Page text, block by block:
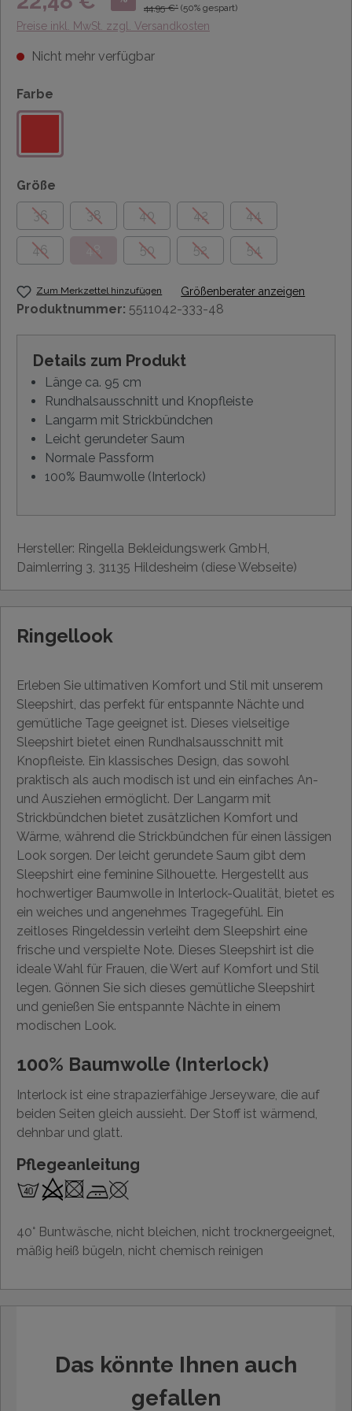
44,95 €* (50% gespart)
Preise inkl. MwSt. zzgl. Versandkosten
Nicht mehr verfügbar
Farbe
Größe
36
38 40 42 44
46 48 50 52 54
Zum Merkzettel hinzufügen Größenberater anzeigen
Produktnummer: 5511042-333-48
Details zum Produkt
Länge ca. 95 cm
Rundhalsausschnitt und Knopfleiste
Langarm mit Strickbündchen
Leicht gerundeter Saum
Normale Passform
100% Baumwolle (Interlock)
Hersteller: Ringella Bekleidungswerk GmbH,
Daimlerring 3, 31135 Hildesheim (diese Webseite)
Ringellook
Erleben Sie ultimativen Komfort und Stil mit unserem
Sleepshirt, das perfekt für entspannte Nächte und
gemütliche Tage geeignet ist. Dieses vielseitige
Sleepshirt bietet einen Rundhalsausschnitt mit
Knopfleiste. Ein klassisches Design, das sowohl
praktisch als auch modisch ist und ein einfaches An-
und Ausziehen ermöglicht. Der Langarm mit
Strickbündchen bietet zusätzlichen Komfort und
Wärme, während die Strickbündchen für einen lässigen
Look sorgen. Der leicht gerundete Saum gibt dem
Sleepshirt eine feminine Silhouette. Hergestellt aus
hochwertiger Baumwolle in Interlock-Qualität, bietet es
ein weiches und angenehmes Tragegefühl. Ein
zeitloses Ringeldessin verleiht dem Sleepshirt eine
frische und verspielte Note. Dieses Sleepshirt ist die
ideale Wahl für Frauen, die Wert auf Komfort und Stil
legen. Gönnen Sie sich dieses gemütliche Sleepshirt
und genießen Sie entspannte Nächte in einem
modischen Look.
100% Baumwolle (Interlock)
Interlock ist eine strapazierfähige Jerseyware, die auf
beiden Seiten gleich aussieht. Der Stoff ist wärmend,
dehnbar und glatt.
Pflegeanleitung
40° Buntwäsche, nicht bleichen, nicht trocknergeeignet,
mäßig heiß bügeln, nicht chemisch reinigen
Das könnte Ihnen auch
gefallen